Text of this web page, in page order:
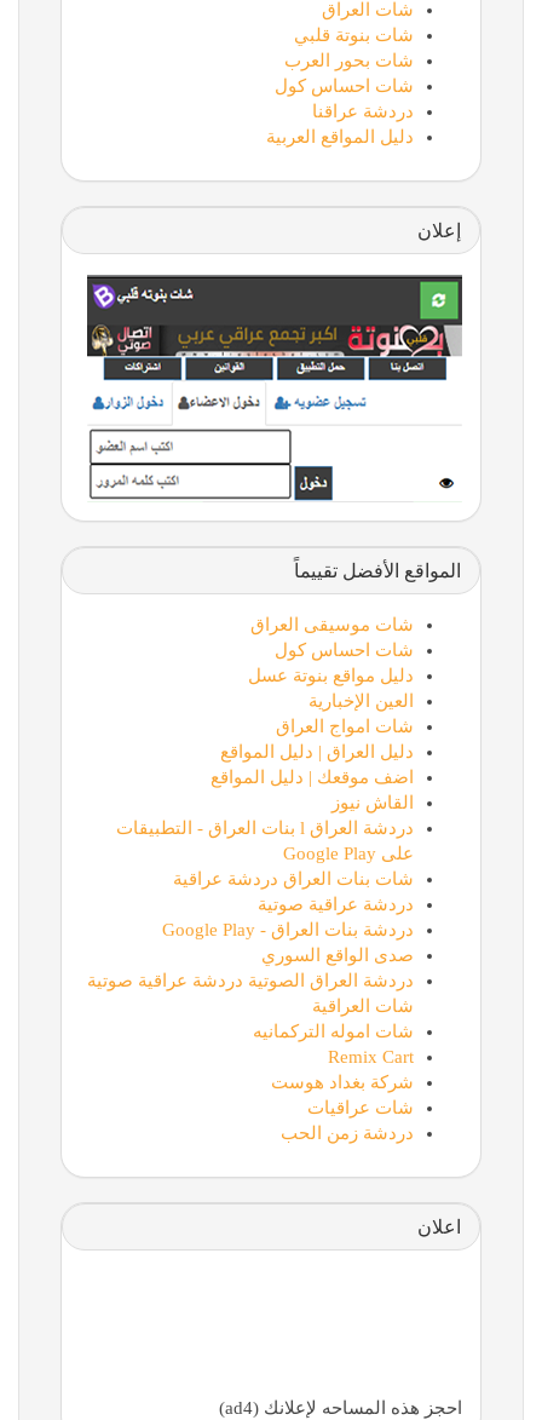
شات العراق
شات بنوتة قلبي
شات بحور العرب
شات احساس كول
دردشة عراقنا
دليل المواقع العربية
إعلان
المواقع الأفضل تقييماً
شات موسيقى العراق
شات احساس كول
دليل مواقع بنوتة عسل
العين الإخبارية
شات امواج العراق
دليل العراق | دليل المواقع
اضف موقعك | دليل المواقع
القاش نيوز
دردشة العراق l بنات العراق - التطبيقات
على Google Play
شات بنات العراق دردشة عراقية
دردشة عراقية صوتية
دردشة بنات العراق - Google Play
صدى الواقع السوري
دردشة العراق الصوتية دردشة عراقية صوتية
شات العراقية
شات اموله التركمانيه
Remix Cart
شركة بغداد هوست
شات عراقيات
دردشة زمن الحب
اعلان
احجز هذه المساحه لإعلانك (ad4)